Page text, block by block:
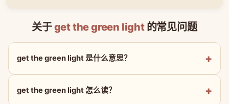
关于get the green light的常见问题
get the green light 是什么意思？
get the green light 怎么读？